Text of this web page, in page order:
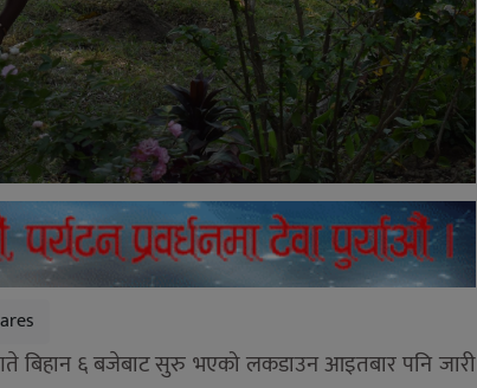
बिहान ६ बजेबाट सुरु भएको लकडाउन आइतबार पनि जारी